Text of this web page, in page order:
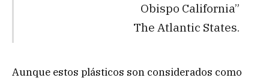
Obispo California”
The Atlantic States.
Aunque estos plásticos son considerados como